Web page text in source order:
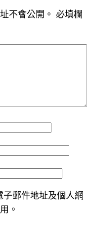
不會公開。 必填欄
郵件地址及個人網
。